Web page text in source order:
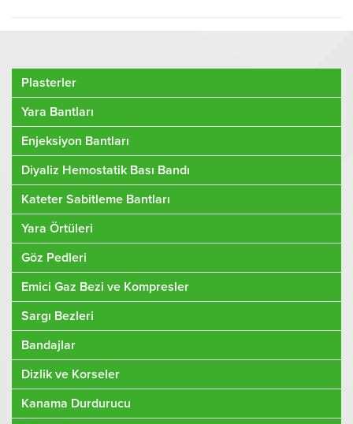
Plasterler
Yara Bantları
Enjeksiyon Bantları
Diyaliz Hemostatik Bası Bandı
Kateter Sabitleme Bantları
Yara Örtüleri
Göz Pedleri
Emici Gaz Bezi ve Kompresler
Sargı Bezleri
Bandajlar
Dizlik ve Korseler
Kanama Durdurucu